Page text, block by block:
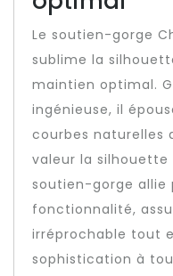
Le soutien-gorge
sublime la
maintien optimal.
ingénieuse, il
courbes naturelles
valeur la silhouette
soutien-gorge
fonctionnalité,
irréprochable tout
sophistication à